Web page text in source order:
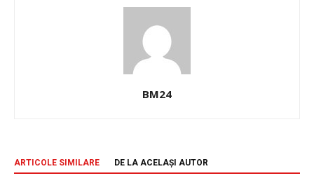
BM24
ARTICOLE SIMILARE DE LA ACELAȘI AUTOR